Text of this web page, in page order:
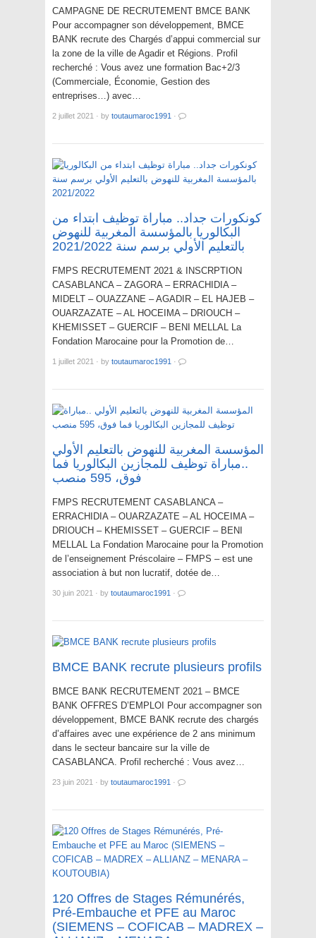
CAMPAGNE DE RECRUTEMENT BMCE BANK
Pour accompagner son développement, BMCE
BANK recrute des Chargés d’appui commercial sur
la zone de la ville de Agadir et Régions. Profil
recherché : Vous avez une formation Bac+2/3
(Commerciale, Économie, Gestion des
entreprises…) avec…
2 juillet 2021 · by toutaumaroc1991 ·
كونكورات جداد.. مباراة توظيف ابتداء من
البكالوريا بالمؤسسة المغربية للنهوض
بالتعليم الأولي برسم سنة 2021/2022
FMPS RECRUTEMENT 2021 & INSCRPTION
CASABLANCA – ZAGORA – ERRACHIDIA –
MIDELT – OUAZZANE – AGADIR – EL HAJEB –
OUARZAZATE – AL HOCEIMA – DRIOUCH –
KHEMISSET – GUERCIF – BENI MELLAL La
Fondation Marocaine pour la Promotion de…
1 juillet 2021 · by toutaumaroc1991 ·
المؤسسة المغربية للنهوض بالتعليم الأولي
..مباراة توظيف للمجازين البكالوريا فما
فوق، 595 منصب
FMPS RECRUTEMENT CASABLANCA –
ERRACHIDIA – OUARZAZATE – AL HOCEIMA –
DRIOUCH – KHEMISSET – GUERCIF – BENI
MELLAL La Fondation Marocaine pour la Promotion
de l’enseignement Préscolaire – FMPS – est une
association à but non lucratif, dotée de…
30 juin 2021 · by toutaumaroc1991 ·
BMCE BANK recrute plusieurs profils
BMCE BANK RECRUTEMENT 2021 – BMCE
BANK OFFRES D’EMPLOI Pour accompagner son
développement, BMCE BANK recrute des chargés
d’affaires avec une expérience de 2 ans minimum
dans le secteur bancaire sur la ville de
CASABLANCA. Profil recherché : Vous avez…
23 juin 2021 · by toutaumaroc1991 ·
120 Offres de Stages Rémunérés,
Pré-Embauche et PFE au Maroc
(SIEMENS – COFICAB – MADREX –